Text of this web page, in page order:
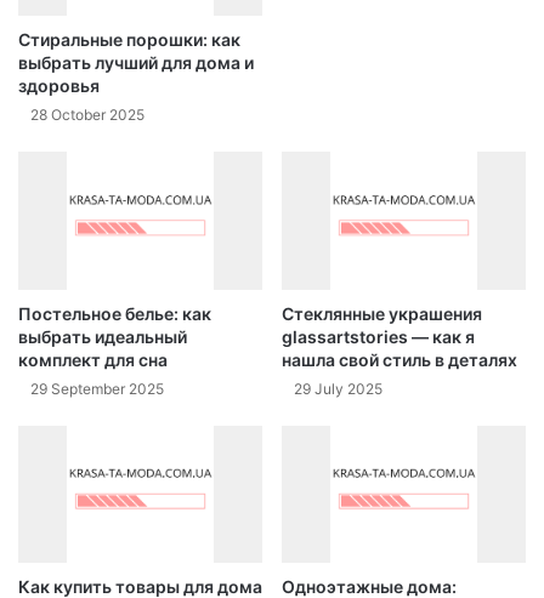
Стиральные порошки: как
выбрать лучший для дома и
здоровья
28 October 2025
Постельное белье: как
выбрать идеальный
комплект для сна
29 September 2025
Стеклянные украшения
glassartstories — как я
нашла свой стиль в деталях
29 July 2025
Как купить товары для дома
Одноэтажные дома: